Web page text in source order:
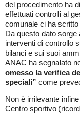
del procedimento ha
effettuati controlli al
comunale ci ha
Da questo dato
interventi di controllo
bilanci e sui suoi
ANAC ha segnalato
omesso la verifica
speciali” come
Non è irrilevante
Centro sportivo